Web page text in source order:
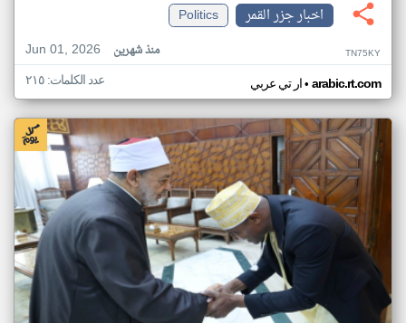
اخبار جزر القمر
Politics
Jun 01, 2026
منذ شهرين TN75KY
ار تي عربي• arabic.rt.com عدد الكلمات: ٢١٥